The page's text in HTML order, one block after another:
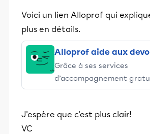
Voici un lien Alloprof qui
plus en détails.
Alloprof aide aux
Grâce à ses services
d’accompagnement
stimulants, Alloprof
éducative.
J'espère que c'est plus clair!
VC